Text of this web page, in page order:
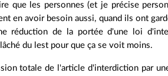
que les personnes (et je précise
en avoir besoin aussi, quand ils ont
réduction de la portée d'une loi
du lest pour que ça se voit moins.
totale de l'article d'interdiction par